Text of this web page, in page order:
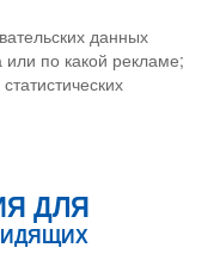
данных
или по какой рекламе;